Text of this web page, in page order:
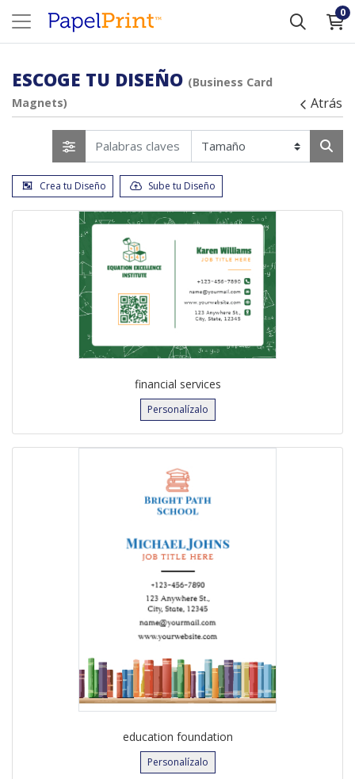
0
ESCOGE TU DISEÑO (Business Card
Magnets)
Atrás
Crea tu Diseño Sube tu Diseño
financial services
Personalízalo
education foundation
Personalízalo